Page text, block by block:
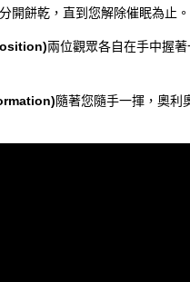
開餅乾，直到您解除催眠為止。
兩位觀眾各自在手中握
隨著您隨手一揮，奧利